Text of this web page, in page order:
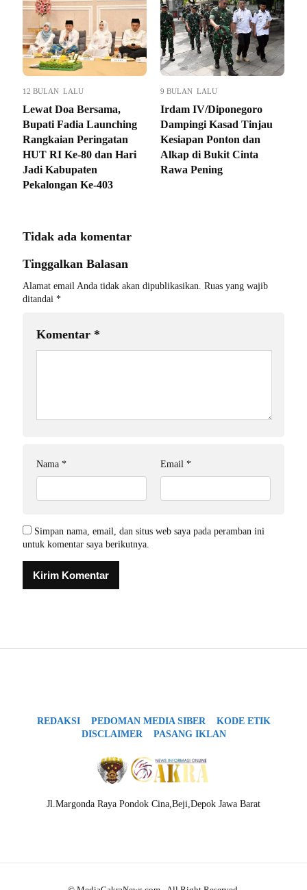
12 BULAN LALU
Lewat Doa Bersama,
Bupati Fadia Launching
Rangkaian Peringatan
HUT RI Ke-80 dan Hari
Jadi Kabupaten
Pekalongan Ke-403
9 BULAN LALU
Irdam IV/Diponegoro
Dampingi Kasad Tinjau
Kesiapan Ponton dan
Alkap di Bukit Cinta
Rawa Pening
Tidak ada komentar
Tinggalkan Balasan
Alamat email Anda tidak akan dipublikasikan. Ruas yang wajib
ditandai *
Komentar *
Nama * Email *
Simpan nama, email, dan situs web saya pada peramban ini
untuk komentar saya berikutnya.
REDAKSI PEDOMAN MEDIA SIBER
KODE ETIK
DISCLAIMER
PASANG IKLAN
Jl.Margonda Raya Pondok Cina,Beji,Depok Jawa Barat